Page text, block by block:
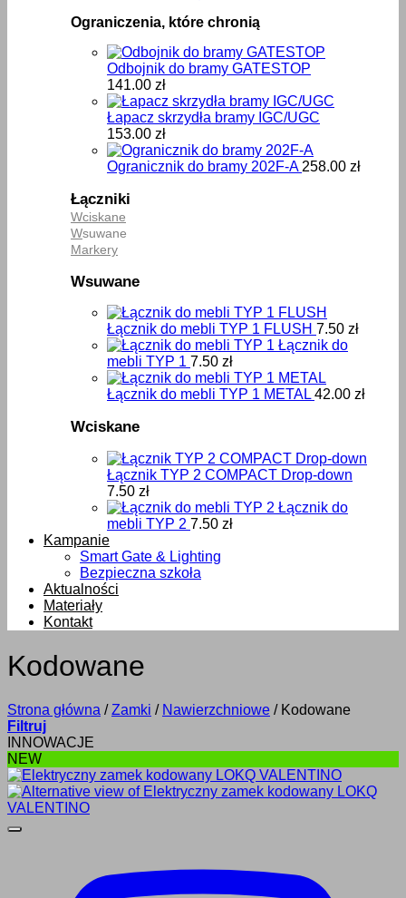
Ograniczenia, które chronią
Odbojnik do bramy GATESTOP
141.00 zł
Łapacz skrzydła bramy IGC/UGC
153.00 zł
Ogranicznik do bramy 202F-A 258.00 zł
Łączniki
Wciskane
Wsuwane
Markery
Wsuwane
Łącznik do mebli TYP 1 FLUSH 7.50 zł
Łącznik do
mebli TYP 1 7.50 zł
Łącznik do mebli TYP 1 METAL 42.00 zł
Wciskane
Łącznik TYP 2 COMPACT Drop-down
7.50 zł
Łącznik do
mebli TYP 2 7.50 zł
Kampanie
Smart Gate & Lighting
Bezpieczna szkoła
Aktualności
Materiały
Kontakt
Kodowane
Strona główna / Zamki / Nawierzchniowe / Kodowane
Filtruj
INNOWACJE
NEW